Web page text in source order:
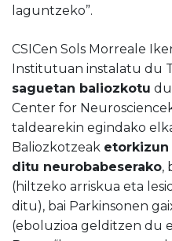
laguntzeko”.
CSICen Sols Morreale
Institutuan instalatu du
saguetan baliozkotu
Center for
taldearekin egindako
Baliozkotzeak etorkizun
ditu neurobabeserako,
(hiltzeko arriskua eta
ditu), bai Parkinsonen
(eboluzioa gelditzen du